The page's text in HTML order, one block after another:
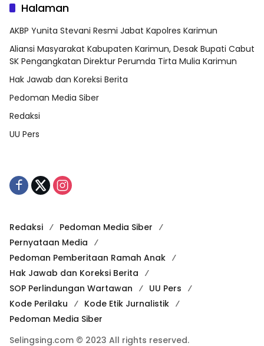
Halaman
AKBP Yunita Stevani Resmi Jabat Kapolres Karimun
Aliansi Masyarakat Kabupaten Karimun, Desak Bupati Cabut
SK Pengangkatan Direktur Perumda Tirta Mulia Karimun
Hak Jawab dan Koreksi Berita
Pedoman Media Siber
Redaksi
UU Pers
Redaksi
Pedoman Media Siber
Pernyataan Media
Pedoman Pemberitaan Ramah Anak
Hak Jawab dan Koreksi Berita
SOP Perlindungan Wartawan
UU Pers
Kode Perilaku
Kode Etik Jurnalistik
Pedoman Media Siber
Selingsing.com © 2023 All rights reserved.